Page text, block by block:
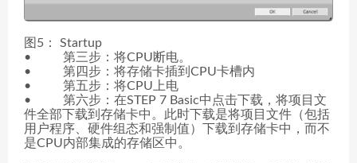
图5： Startup
• 第三步：将CPU断电。
• 第四步：将存储卡插到CPU卡槽内
• 第五步：将CPU上电
• 第六步：在STEP 7 Basic中点击下载，将项目文
件全部下载到存储卡中。此时下载是将项目文件（包括
用户程序、硬件组态和强制值）下载到存储卡中，而不
是CPU内部集成的存储区中。